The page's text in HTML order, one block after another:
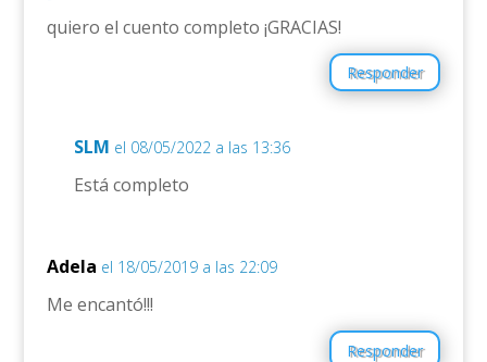
quiero el cuento completo ¡GRACIAS!
Responder
SLM el 08/05/2022 a las 13:36
Está completo
Adela el 18/05/2019 a las 22:09
Me encantó!!!
Responder